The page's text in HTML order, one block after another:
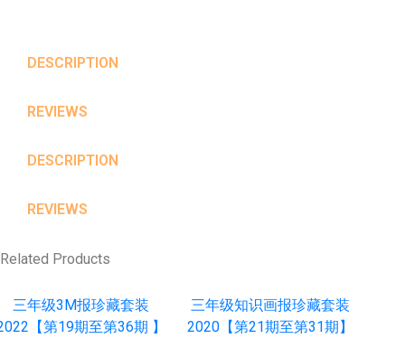
DESCRIPTION
REVIEWS
DESCRIPTION
REVIEWS
Related Products
三年级3M报珍藏套装
【第19期至第36期 】
三年级知识画报珍藏套装
2020【第21期至第31期】